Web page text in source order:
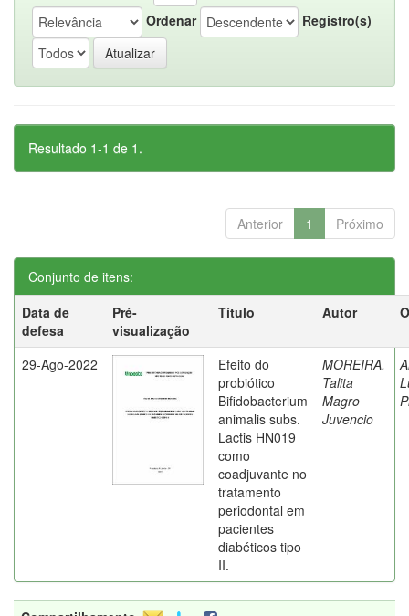
Ordenar
Registro(s)
Resultado 1-1 de 1.
Anterior 1 Próximo
Conjunto de itens:
Data de
defesa
Pré-
visualização
Título Autor
29-Ago-2022
Efeito do
probiótico
Bifidobacterium
animalis subs.
Lactis HN019
como
coadjuvante no
tratamento
periodontal em
pacientes
diabéticos tipo
II.
MOREIRA,
Talita
Magro
Juvencio